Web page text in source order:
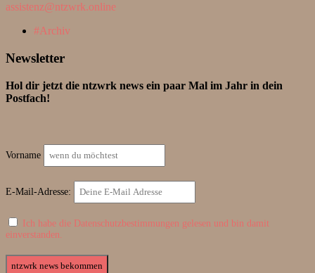
assistenz@ntzwrk.online
Archiv
Newsletter
Hol dir jetzt die ntzwrk news ein paar Mal im Jahr in dein
Postfach!
Vorname
E-Mail-Adresse:
Ich habe die Datenschutzbestimmungen gelesen und bin damit
einverstanden.